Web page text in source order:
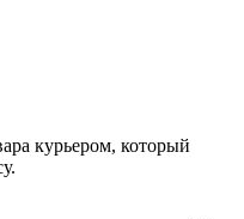
курьером, который